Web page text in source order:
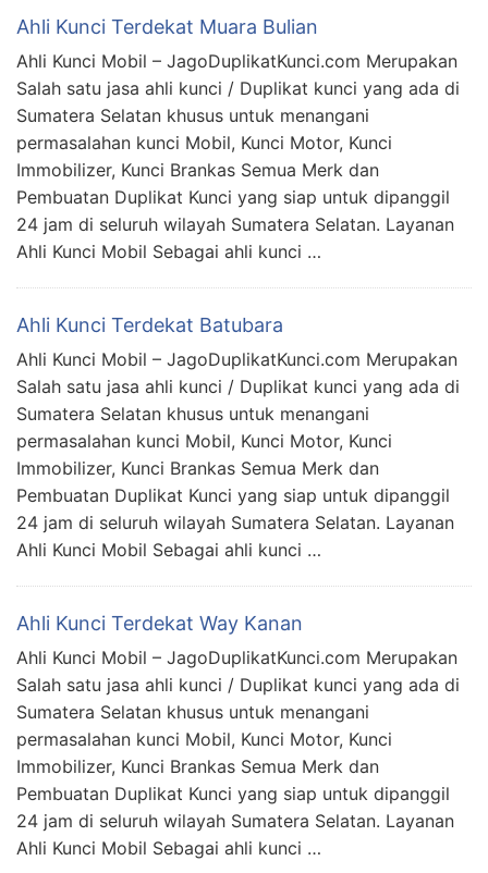
Ahli Kunci Terdekat Muara Bulian
Ahli Kunci Mobil – JagoDuplikatKunci.com Merupakan
Salah satu jasa ahli kunci / Duplikat kunci yang ada di
Sumatera Selatan khusus untuk menangani
permasalahan kunci Mobil, Kunci Motor, Kunci
Immobilizer, Kunci Brankas Semua Merk dan
Pembuatan Duplikat Kunci yang siap untuk dipanggil
24 jam di seluruh wilayah Sumatera Selatan. Layanan
Ahli Kunci Mobil Sebagai ahli kunci …
Ahli Kunci Terdekat Batubara
Ahli Kunci Mobil – JagoDuplikatKunci.com Merupakan
Salah satu jasa ahli kunci / Duplikat kunci yang ada di
Sumatera Selatan khusus untuk menangani
permasalahan kunci Mobil, Kunci Motor, Kunci
Immobilizer, Kunci Brankas Semua Merk dan
Pembuatan Duplikat Kunci yang siap untuk dipanggil
24 jam di seluruh wilayah Sumatera Selatan. Layanan
Ahli Kunci Mobil Sebagai ahli kunci …
Ahli Kunci Terdekat Way Kanan
Ahli Kunci Mobil – JagoDuplikatKunci.com Merupakan
Salah satu jasa ahli kunci / Duplikat kunci yang ada di
Sumatera Selatan khusus untuk menangani
permasalahan kunci Mobil, Kunci Motor, Kunci
Immobilizer, Kunci Brankas Semua Merk dan
Pembuatan Duplikat Kunci yang siap untuk dipanggil
24 jam di seluruh wilayah Sumatera Selatan. Layanan
Ahli Kunci Mobil Sebagai ahli kunci …